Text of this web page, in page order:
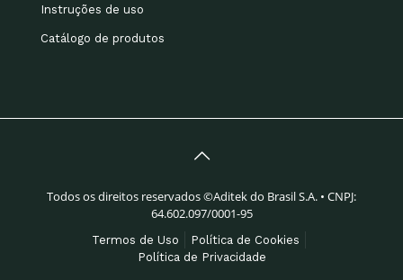
Instruções de uso
Catálogo de produtos
Todos os direitos reservados ©Aditek do Brasil S.A. • CNPJ:
64.602.097/0001-95
Termos de Uso
Política de Cookies
Política de Privacidade